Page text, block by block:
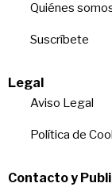
Quiénes
Suscríbete
Legal
Aviso Legal
Política de
Contacto y